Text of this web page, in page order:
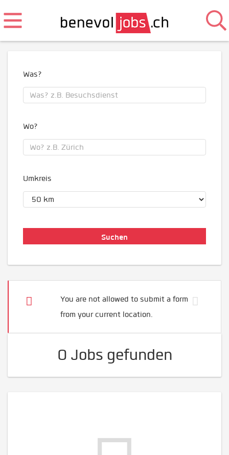
Was?
Wo?
Umkreis
You are not allowed to submit a form
from your current location.
0 Jobs gefunden